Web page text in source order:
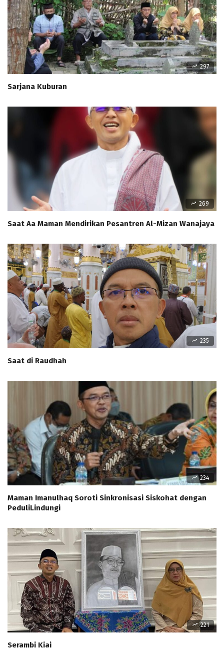
297
Sarjana Kuburan
269
Saat Aa Maman Mendirikan Pesantren Al-Mizan Wanajaya
235
Saat di Raudhah
234
Maman Imanulhaq Soroti Sinkronisasi Siskohat dengan
PeduliLindungi
221
Serambi Kiai